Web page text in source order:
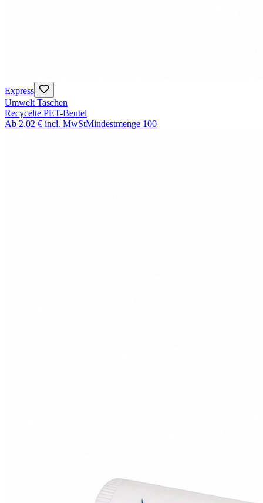
Express
Umwelt Taschen
Recycelte PET-Beutel
Ab 2,02 € incl. MwStMindestmenge 100